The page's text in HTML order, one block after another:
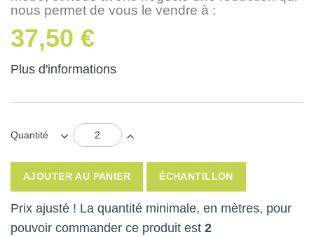
nous permet de vous le vendre à :
37,50 €
Plus d'informations
Quantité
AJOUTER AU PANIER ÉCHANTILLON
Prix ajusté ! La quantité minimale, en mètres, pour
pouvoir commander ce produit est 2